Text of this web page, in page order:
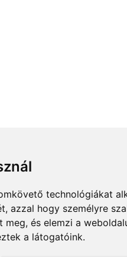
technológiákat
azzal hogy személyre
és elemzi a
a látogatóink.
vásárlóink minden virággal